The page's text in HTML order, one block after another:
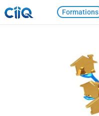
Formations